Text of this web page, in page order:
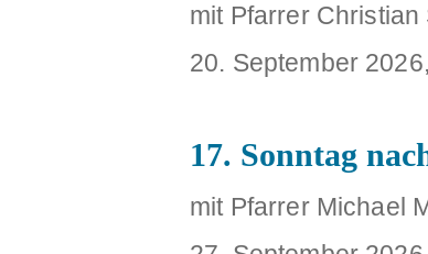
mit Pfarrer Christian
20. September
17. Sonntag
mit Pfarrer Michael